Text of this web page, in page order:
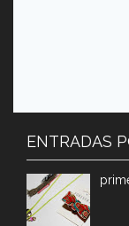
ENTRADAS